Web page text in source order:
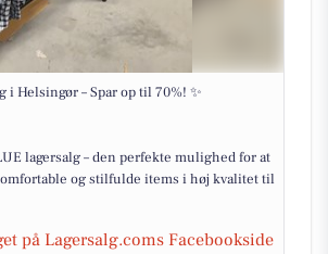
i Helsingør – Spar op til 70%! ✨
lagersalg – den perfekte mulighed for at
og stilfulde items i høj kvalitet til
på Lagersalg.coms Facebookside